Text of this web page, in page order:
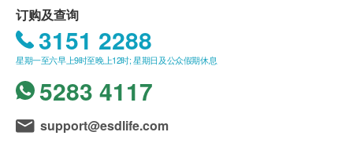
修护受损结缔组织
补充并锁紧关节润滑液
强化软骨及防止磨损
修补及重建磨蚀部分
为腰、膝、肩膊及全身速效止痛抗炎
3. 不排除运送时间会因节日而有所影响。当八号烈风
讯号悬挂或黑色暴雨警告生效时，送货服务时间将会
延迟。
4. 所有订单须视乎相关货品的供应情况再作最后确
认。倘若健康网购health.ESDlife未能提供任何订单上
单，并且会于送货前透过电话或电邮通知顾客再作安
订购及查询
3151 2288
星期一至六早上9时至晚上12时; 星期日及公众假期休息
5283 4117
support@esdlife.com